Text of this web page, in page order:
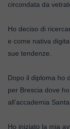
circondata da
Ho deciso di
e come nativa
sue tendenze.
Dopo il diploma ho
per Brescia dove
all’accademia
Ho iniziato la mia